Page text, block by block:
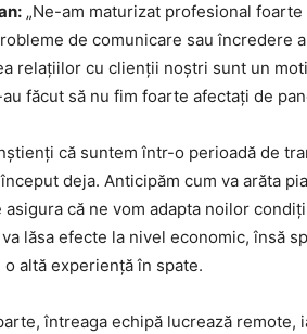
„Ne-am maturizat profesional
de comunicare sau încredere
relațiilor cu clienții noștri sunt un
făcut să nu fim foarte afectați de
că suntem într-o perioadă de
deja. Anticipăm cum va arăta
asigura că ne vom adapta noilor
lăsa efecte la nivel economic, însă
o altă experiență în spate.
întreaga echipă lucrează